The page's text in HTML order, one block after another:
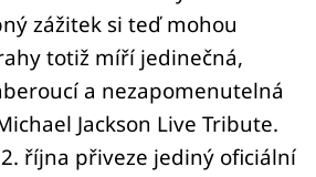
zážitek si teď mohou
totiž míří jedinečná,
a nezapomenutelná
Jackson Live Tribute.
října přiveze jediný oficiální